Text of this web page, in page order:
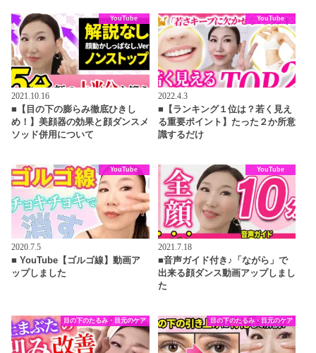
YouTube
2021.10.16
■【目の下の膨らみ徹底ひきし
め！】美顔器の効果と顔ダンスメ
ソッド併用について
YouTube
2022.4.3
■【ランキング１位は？若く見え
る重要ポイント】たった２か所意
識するだけ
YouTube
2020.7.5
■ YouTube【ゴルゴ線】動画ア
ップしました
YouTube
2021.7.18
■音声ガイド付き♪「ながら」で
出来る顔ダンス動画アップしまし
た
目の下のたるみ・目元のケア 目の下のたるみ・目元のケア